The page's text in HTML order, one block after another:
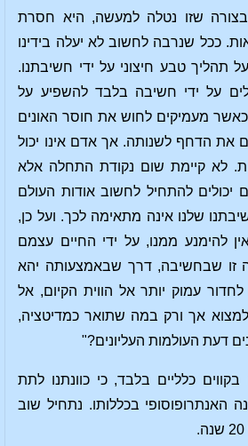
שזו נטלה למעשה, היא חסרת
ככל שנרבה לחשוב לא יעלה בידינו
תהליך טבע חיצוני על ידי חשיבתנו.
על ידי חשיבה בלבד להשפיע על
מעמיקים לחוש את חוסר האונים
את הדחף לשנותה. אך אדם אינו יכול
לא קיימת שום נקודת התחלה אלא
להתחיל לחשוב אודות העולם
שלנו אינה מתאימה לכך. ועל כן,
להימנע ממנו, על ידי החיים עצמם
זו שבחשיבה, דרך שבאמצעותה יהא
עמוק יותר אל הווית הקיום, אל
למצוא אך ורק במה שתואר כמדיטציה,
דעת העולמות העליונים?"
כלליים בלבד, כי כוונתנו לתת
האנתרופוסופי בכללותו. נתחיל שוב